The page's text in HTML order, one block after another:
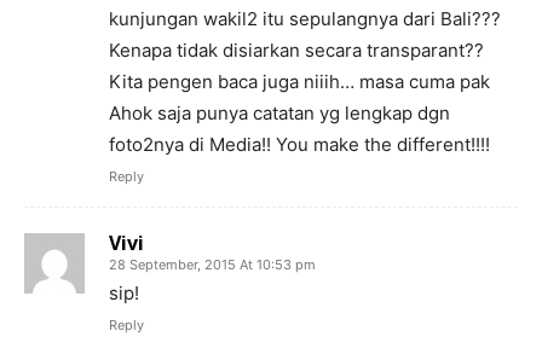
kunjungan wakil2 itu sepulangnya dari Bali???
Kenapa tidak disiarkan secara transparant??
Kita pengen baca juga niiih… masa cuma pak
Ahok saja punya catatan yg lengkap dgn
foto2nya di Media!! You make the different!!!!
Reply
Vivi
28 September, 2015 At 10:53 pm
sip!
Reply